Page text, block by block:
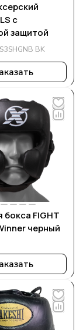
с
защитой
BK
FIGHT
черный